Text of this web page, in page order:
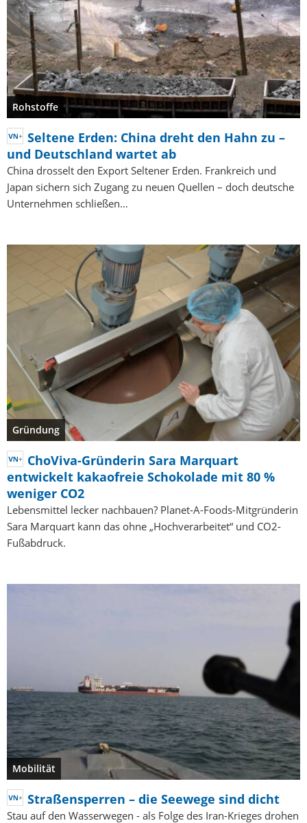
Rohstoffe
Seltene Erden: China dreht den Hahn zu –
und Deutschland wartet ab
China drosselt den Export Seltener Erden. Frankreich und
Japan sichern sich Zugang zu neuen Quellen – doch deutsche
Unternehmen schließen…
Gründung
ChoViva-Gründerin Sara Marquart
entwickelt kakaofreie Schokolade mit 80 %
weniger CO2
Lebensmittel lecker nachbauen? Planet-A-Foods-Mitgründerin
Sara Marquart kann das ohne „Hochverarbeitet“ und CO2-
Fußabdruck.
Mobilität
Straßensperren – die Seewege sind dicht
Stau auf den Wasserwegen - als Folge des Iran-Krieges drohen